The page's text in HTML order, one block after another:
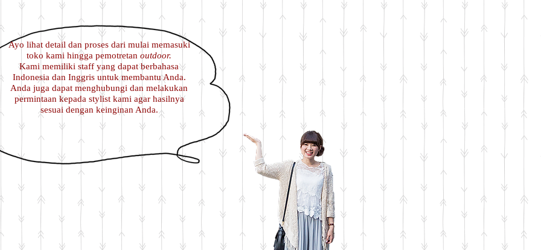
Ayo lihat detail dan proses dari mulai memasuki
toko kami hingga pemotretan outdoor.
Kami memiliki staff yang dapat berbahasa
Indonesia dan Inggris untuk membantu Anda.
Anda juga dapat menghubungi dan melakukan
permintaan kepada stylist kami agar hasilnya
sesuai dengan keinginan Anda.